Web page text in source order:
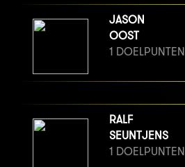
JASON
OOST
1 DOELPUNTEN
RALF
SEUNTJENS
1 DOELPUNTEN